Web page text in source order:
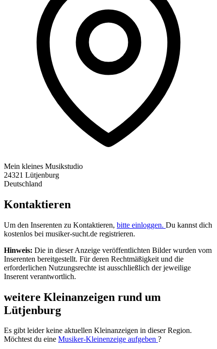
Mein kleines Musikstudio
24321 Lütjenburg
Deutschland
Kontaktieren
Um den Inserenten zu Kontaktieren, bitte einloggen. Du kannst dich
kostenlos bei musiker-sucht.de registrieren.
Hinweis: Die in dieser Anzeige veröffentlichten Bilder wurden vom
Inserenten bereitgestellt. Für deren Rechtmäßigkeit und die
erforderlichen Nutzungsrechte ist ausschließlich der jeweilige
Inserent verantwortlich.
weitere Kleinanzeigen rund um
Lütjenburg
Es gibt leider keine aktuellen Kleinanzeigen in dieser Region.
Möchtest du eine Musiker-Kleinenzeige aufgeben ?